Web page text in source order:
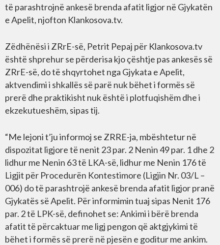
të parashtrojnë ankesë brenda afatit ligjor në Gjykatën
e Apelit, njofton Klankosova.tv.
Zëdhënësi i ZRrE-së, Petrit Pepaj për Klankosova.tv
është shprehur se përderisa kjo çështje pas ankesës së
ZRrE-së, do të shqyrtohet nga Gjykata e Apelit,
aktvendimi i shkallës së parë nuk bëhet i formës së
prerë dhe praktikisht nuk është i plotfuqishëm dhe i
ekzekutueshëm, sipas tij.
“Me lejoni t’ju informoj se ZRRE-ja, mbështetur në
dispozitat ligjore të nenit 23 par. 2 Nenin 49 par. 1 dhe 2
lidhur me Nenin 63 të LKA-së, lidhur me Nenin 176 të
Ligjit për Procedurën Kontestimore (Ligjin Nr. 03/L –
006) do të parashtrojë ankesë brenda afatit ligjor pranë
Gjykatës së Apelit. Për informimin tuaj sipas Nenit 176
par. 2 të LPK-së, definohet se: Ankimi i bërë brenda
afatit të përcaktuar me ligj pengon që aktgjykimi të
bëhet i formës së prerë në pjesën e goditur me ankim.